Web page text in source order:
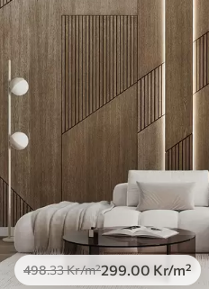
498.33Kr/m²299 .00 Kr/m²